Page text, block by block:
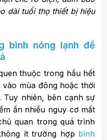
dài tuổi thọ thiết bị hiệu
bình nóng lạnh để
thuộc trong hầu hết
mùa đông hoặc thời
Tuy nhiên, bên cạnh sự
ẩn nhiều nguy cơ mất
quan trong quá trình
ít trường hợp bình